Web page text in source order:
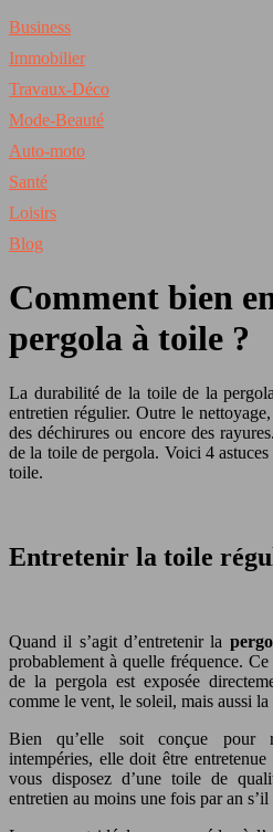
Business
Immobilier
Travaux-Déco
Mode-Beauté
Auto-moto
Santé
Loisirs
Blog
Comment bien
pergola à toile ?
La durabilité de la toile de la
entretien régulier. Outre le
des déchirures ou encore des
de la toile de pergola. Voici 4
toile.
Entretenir la toile
Quand il s’agit d’entretenir la
probablement à quelle fréquence.
de la pergola est exposée
comme le vent, le soleil, mais aussi la
Bien qu’elle soit conçue pour
intempéries, elle doit être
vous disposez d’une toile de
entretien au moins une fois par an